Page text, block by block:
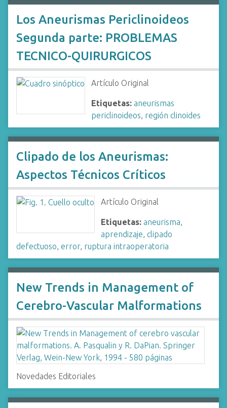
Los Aneurismas Periclinoideos
Segunda parte: PROBLEMAS
TECNICO-QUIRURGICOS
Artículo Original
Etiquetas: aneurismas
periclinoideos, región clinoides
Clipado de los Aneurismas:
Aspectos Técnicos Críticos
Artículo Original
Etiquetas: aneurisma,
aprendizaje, clipado
defectuoso, error, ruptura intraoperatoria
New Trends in Management of
Cerebro-Vascular Malformations
Novedades Editoriales